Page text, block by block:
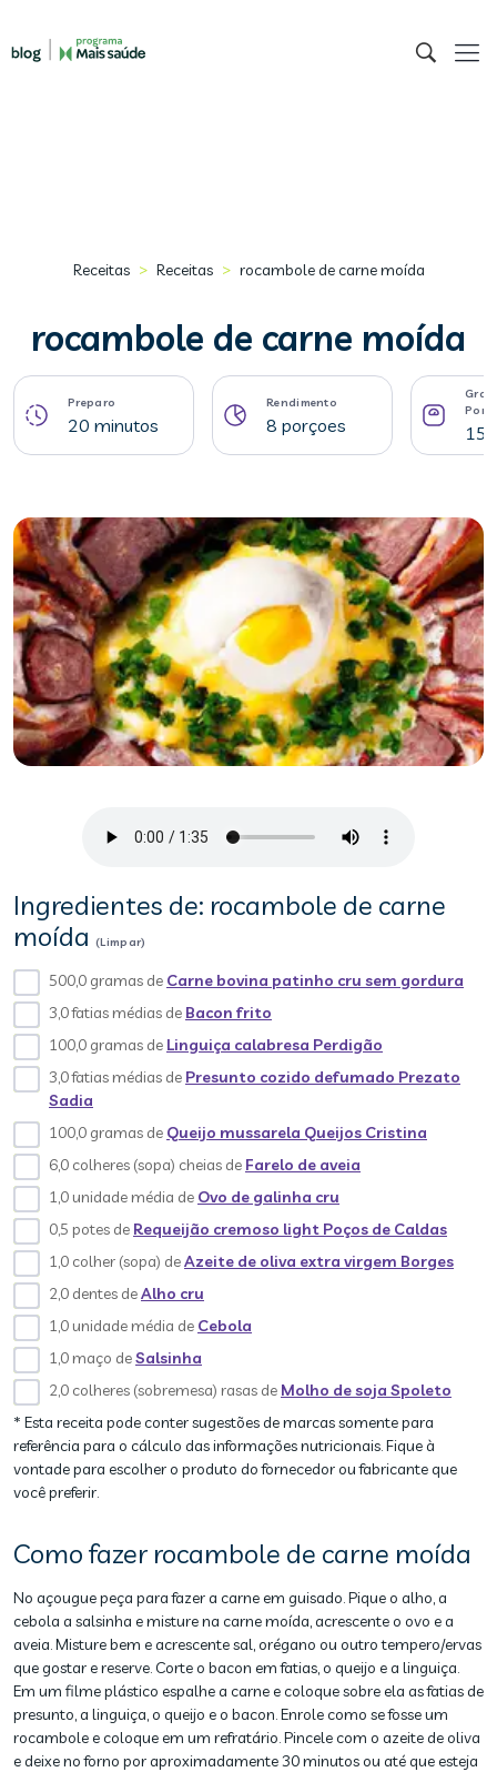
Receitas > Receitas > rocambole de carne moída
rocambole de carne moída
Preparo
20 minutos
Rendimento
8 porçoes
Ingredientes de: rocambole de carne
moída (Limpar)
500,0 gramas de Carne bovina patinho cru sem gordura
3,0 fatias médias de Bacon frito
100,0 gramas de Linguiça calabresa Perdigão
3,0 fatias médias de Presunto cozido defumado Prezato
Sadia
100,0 gramas de Queijo mussarela Queijos Cristina
6,0 colheres (sopa) cheias de Farelo de aveia
1,0 unidade média de Ovo de galinha cru
0,5 potes de Requeijão cremoso light Poços de Caldas
1,0 colher (sopa) deAzeite de oliva extra virgem Borges
2,0 dentes deAlho cru
1,0 unidade média de Cebola
1,0 maço deSalsinha
2,0 colheres (sobremesa) rasas de Molho de soja Spoleto
* Esta receita pode conter sugestões de marcas somente para
referência para o cálculo das informações nutricionais. Fique à
vontade para escolher o produto do fornecedor ou fabricante que
você preferir.
Como fazer rocambole de carne moída
No açougue peça para fazer a carne em guisado. Pique o alho, a
cebola a salsinha e misture na carne moída, acrescente o ovo e a
aveia. Misture bem e acrescente sal, orégano ou outro tempero/ervas
que gostar e reserve. Corte o bacon em fatias, o queijo e a linguiça.
Em um filme plástico espalhe a carne e coloque sobre ela as fatias de
presunto, a linguiça, o queijo e o bacon. Enrole como se fosse um
rocambole e coloque em um refratário. Pincele com o azeite de oliva
e deixe no forno por aproximadamente 30 minutos ou até que esteja